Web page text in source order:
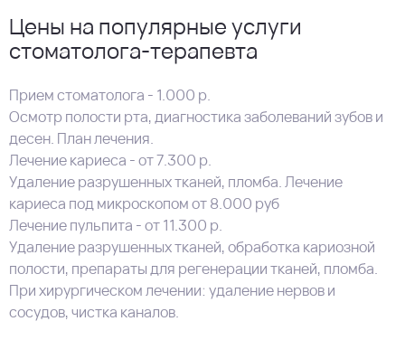
Цены на популярные услуги
стоматолога-терапевта
Прием стоматолога - 1.000 р.
Осмотр полости рта, диагностика заболеваний зубов и
десен. План лечения.
Лечение кариеса - от 7.300 р.
Удаление разрушенных тканей, пломба. Лечение
кариеса под микроскопом от 8.000 руб
Лечение пульпита - от 11.300 р.
Удаление разрушенных тканей, обработка кариозной
полости, препараты для регенерации тканей, пломба.
При хирургическом лечении: удаление нервов и
сосудов, чистка каналов.